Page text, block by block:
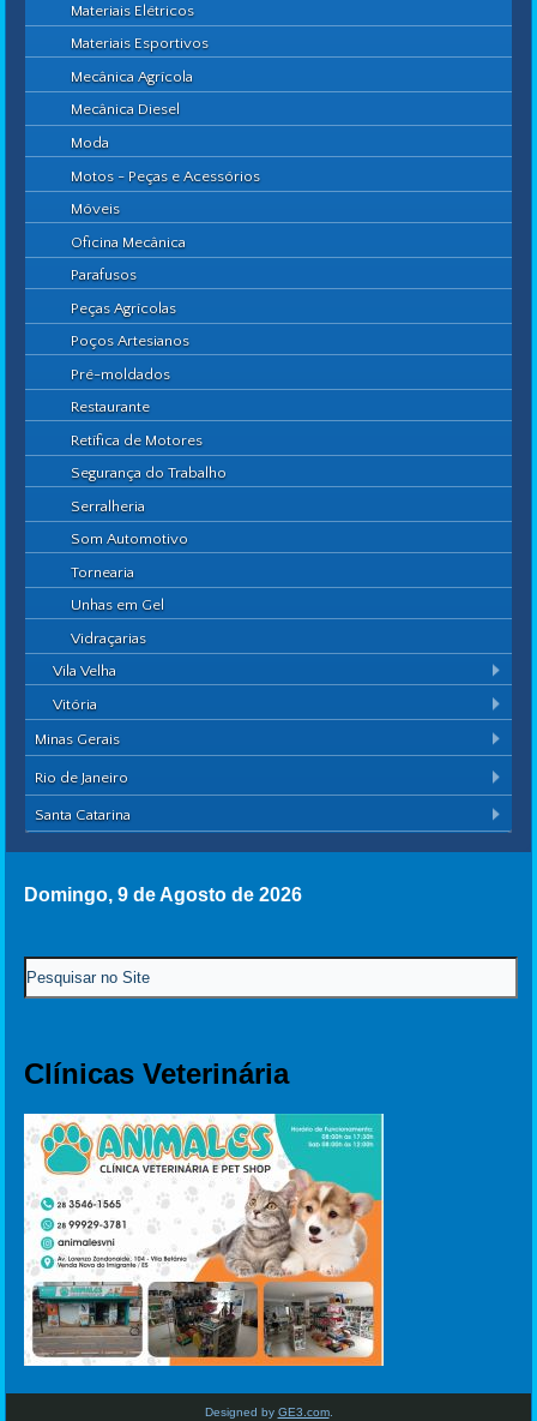
Materiais Elétricos
Materiais Esportivos
Mecânica Agrícola
Mecânica Diesel
Moda
Motos - Peças e Acessórios
Móveis
Oficina Mecânica
Parafusos
Peças Agrícolas
Poços Artesianos
Pré-moldados
Restaurante
Retífica de Motores
Segurança do Trabalho
Serralheria
Som Automotivo
Tornearia
Unhas em Gel
Vidraçarias
Vila Velha
Vitória
Minas Gerais
Rio de Janeiro
Santa Catarina
Domingo, 9 de Agosto de 2026
Clínicas Veterinária
Designed by GE3.com.